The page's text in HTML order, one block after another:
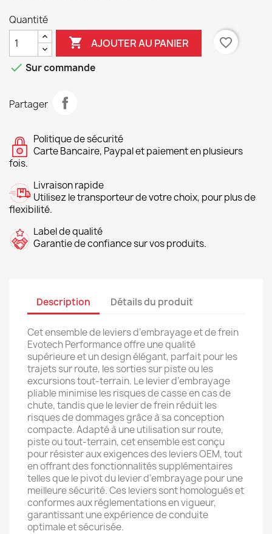
Quantité
 AJOUTER AU PANIER
favorite_border
 Sur commande
Partager
Politique de sécurité
Carte Bancaire, Paypal et paiement en plusieurs
fois.
Livraison rapide
Utilisez le transporteur de votre choix, pour plus de
flexibilité.
Label de qualité
Garantie de confiance sur vos produits.
Description Détails du produit
Cet ensemble de leviers d’embrayage et de frein
Evotech Performance offre une qualité
supérieure et un design élégant, parfait pour les
trajets sur route, les sorties sur piste ou les
excursions tout-terrain. Le levier d’embrayage
pliable minimise les risques de casse en cas de
chute, tandis que le levier de frein réduit les
risques de dommages grâce à sa conception
compacte. Adapté à une utilisation sur route,
piste ou tout-terrain, cet ensemble est conçu
pour résister aux exigences des leviers OEM, tout
en offrant des fonctionnalités supplémentaires
telles que le pivot du levier d’embrayage pour une
meilleure sécurité. Ces leviers sont homologués et
conformes aux réglementations en vigueur,
garantissant une expérience de conduite
optimale et sécurisée.